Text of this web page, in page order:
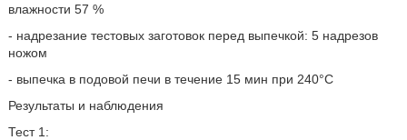
влажности 57 %
- надрезание тестовых заготовок перед выпечкой: 5 надрезов
ножом
- выпечка в подовой печи в течение 15 мин при 240°С
Результаты и наблюдения
Тест 1: